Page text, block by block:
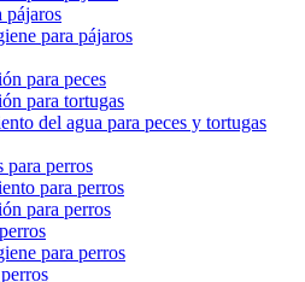
pájaros
para pájaros
para peces
para tortugas
del agua para peces y tortugas
para perros
para perros
para perros
para perros